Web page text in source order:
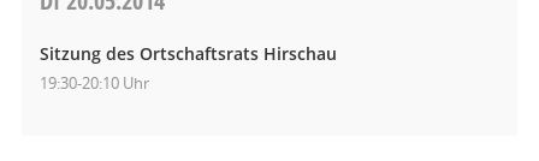
Sitzung des Ortschaftsrats Hirschau
19:30-20:10 Uhr